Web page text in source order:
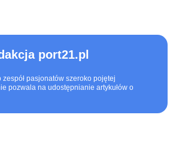
port21.pl
pasjonatów szeroko pojętej
pozwala na udostępnianie artykułów o